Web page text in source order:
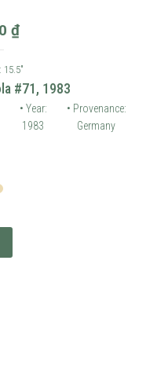
₫
15.5"
#71, 1983
• Year:
1983
• Provenance:
Germany